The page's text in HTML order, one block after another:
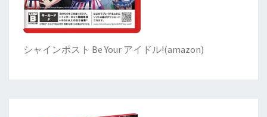
シャインポスト Be Your アイドル!(amazon)